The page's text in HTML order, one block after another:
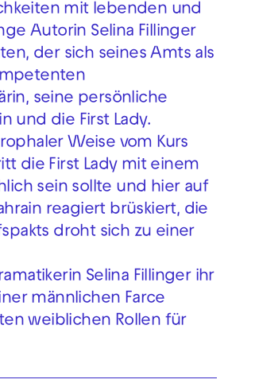
mit lebenden und
Autorin Selina Fillinger
der sich seines Amts als
seine persönliche
und die First Lady.
Weise vom Kurs
die First Lady mit einem
sein sollte und hier auf
reagiert brüskiert, die
droht sich zu einer
Selina Fillinger ihr
männlichen Farce
weiblichen Rollen für